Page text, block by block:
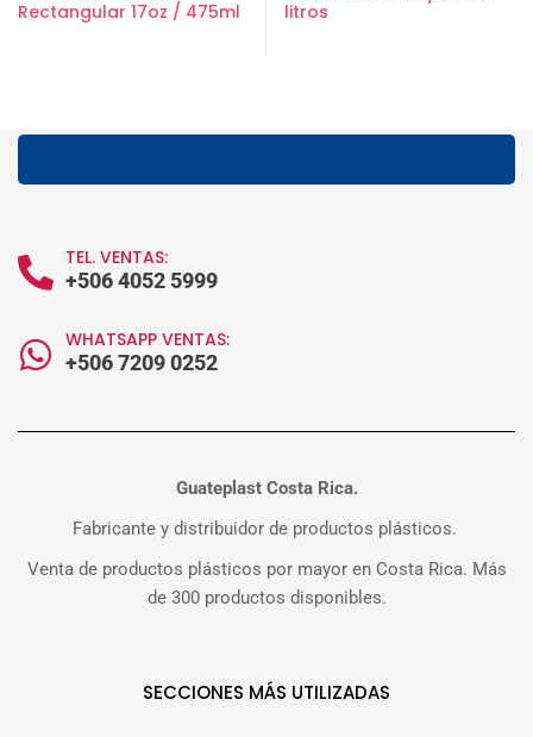
Rectangular 17oz / 475ml
litros
TEL. VENTAS:
+506 4052 5999
WHATSAPP VENTAS:
+506 7209 0252
Guateplast Costa Rica.
Fabricante y distribuidor de productos plásticos.
Venta de productos plásticos por mayor en Costa Rica. Más
de 300 productos disponibles.
SECCIONES MÁS UTILIZADAS